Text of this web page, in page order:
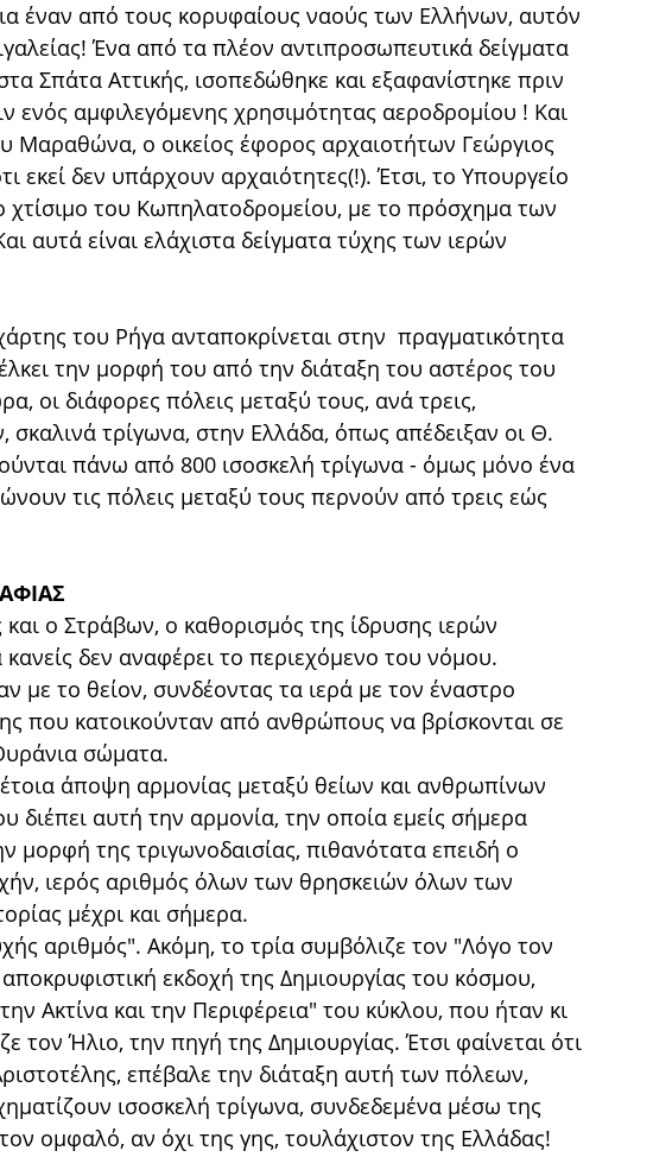
έναν από τους κορυφαίους ναούς των Ελλήνων, αυτόν
Ένα από τα πλέον αντιπροσωπευτικά δείγματα
Σπάτα Αττικής, ισοπεδώθηκε και εξαφανίστηκε πριν
ενός αμφιλεγόμενης χρησιμότητας αεροδρομίου ! Και
Μαραθώνα, ο οικείος έφορος αρχαιοτήτων Γεώργιος
εκεί δεν υπάρχουν αρχαιότητες(!). Έτσι, το Υπουργείο
του Κωπηλατοδρομείου, με το πρόσχημα των
αυτά είναι ελάχιστα δείγματα τύχης των ιερών
του Ρήγα ανταποκρίνεται στην πραγματικότητα
την μορφή του από την διάταξη του αστέρος του
οι διάφορες πόλεις μεταξύ τους, ανά τρεις,
σκαλινά τρίγωνα, στην Ελλάδα, όπως απέδειξαν οι Θ.
πάνω από 800 ισοσκελή τρίγωνα - όμως μόνο ένα
τις πόλεις μεταξύ τους περνούν από τρεις εώς
ο Στράβων, ο καθορισμός της ίδρυσης ιερών
δεν αναφέρει το περιεχόμενο του νόμου.
με το θείον, συνδέοντας τα ιερά με τον έναστρο
που κατοικούνταν από ανθρώπους να βρίσκονται σε
σώματα.
άποψη αρμονίας μεταξύ θείων και ανθρωπίνων
διέπει αυτή την αρμονία, την οποία εμείς σήμερα
μορφή της τριγωνοδαισίας, πιθανότατα επειδή ο
ιερός αριθμός όλων των θρησκειών όλων των
μέχρι και σήμερα.
αριθμός". Ακόμη, το τρία συμβόλιζε τον "Λόγο τον
εκδοχή της Δημιουργίας του κόσμου,
Ακτίνα και την Περιφέρεια" του κύκλου, που ήταν κι
τον Ήλιο, την πηγή της Δημιουργίας. Έτσι φαίνεται ότι
επέβαλε την διάταξη αυτή των πόλεων,
ισοσκελή τρίγωνα, συνδεδεμένα μέσω της
ομφαλό, αν όχι της γης, τουλάχιστον της Ελλάδας!